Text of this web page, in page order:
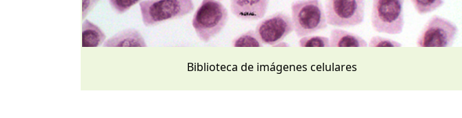
Biblioteca de imágenes celulares